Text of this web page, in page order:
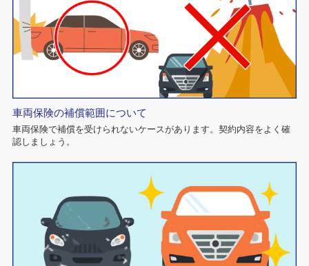
車両保険の補償範囲について
車両保険で補償を受けられないケースがあります。契約内容をよく確
認しましょう。